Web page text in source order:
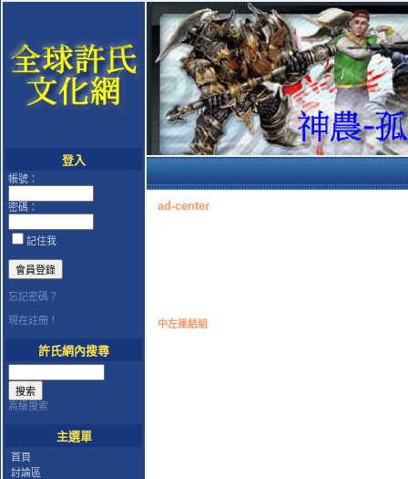
登入
帳號：
密碼：
記住我
忘記密碼？
現在註冊！
許氏網內搜尋
高級搜索
主選單
首頁
討論區
ad-center
中左連結組